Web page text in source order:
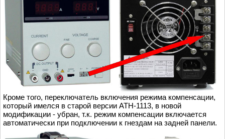
Кроме того, переключатель включения режима компенсации,
который имелся в старой версии АТН-1113, в новой
модификации - убран, т.к. режим компенсации включается
автоматически при подключении к гнездам на задней панели.